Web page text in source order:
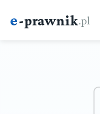
e-prawnik.pl